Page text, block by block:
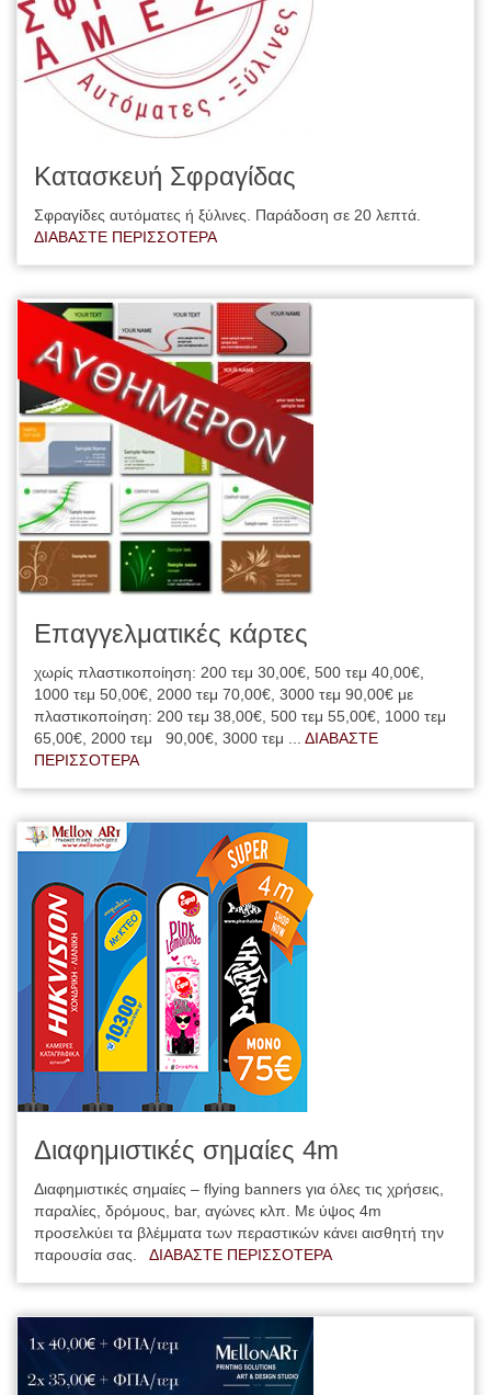
Κατασκευή Σφραγίδας
Σφραγίδες αυτόματες ή ξύλινες. Παράδοση σε 20 λεπτά.
ΔΙΑΒΑΣΤΕ ΠΕΡΙΣΣΟΤΕΡΑ
Επαγγελματικές κάρτες
χωρίς πλαστικοποίηση: 200 τεμ 30,00€, 500 τεμ 40,00€,
1000 τεμ 50,00€, 2000 τεμ 70,00€, 3000 τεμ 90,00€ με
πλαστικοποίηση: 200 τεμ 38,00€, 500 τεμ 55,00€, 1000 τεμ
65,00€, 2000 τεμ 90,00€, 3000 τεμ ... ΔΙΑΒΑΣΤΕ
ΠΕΡΙΣΣΟΤΕΡΑ
Διαφημιστικές σημαίες 4m
Διαφημιστικές σημαίες – flying banners για όλες τις χρήσεις,
παραλίες, δρόμους, bar, αγώνες κλπ. Με ύψος 4m
προσελκύει τα βλέμματα των περαστικών κάνει αισθητή την
παρουσία σας. ΔΙΑΒΑΣΤΕ ΠΕΡΙΣΣΟΤΕΡΑ